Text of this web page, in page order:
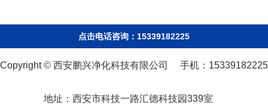
点击电话咨询：15339182225
Copyright © 西安鹏兴净化科技有限公司 手机：15339182225
地址：西安市科技一路汇德科技园339室